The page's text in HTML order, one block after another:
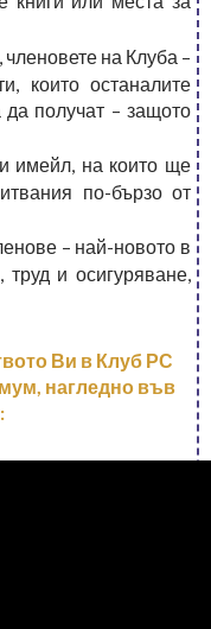
на Клуба –
които останалите
получат – защото
имейл, на които ще
по-бързо от
– най-новото в
труд и осигуряване,
Ви в Клуб РС
нагледно във